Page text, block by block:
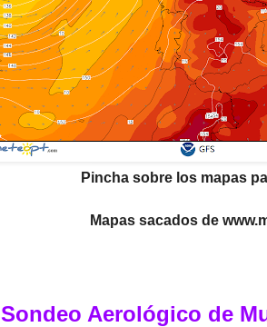
Pincha sobre los mapas
Mapas sacados de
Sondeo Aerológico de